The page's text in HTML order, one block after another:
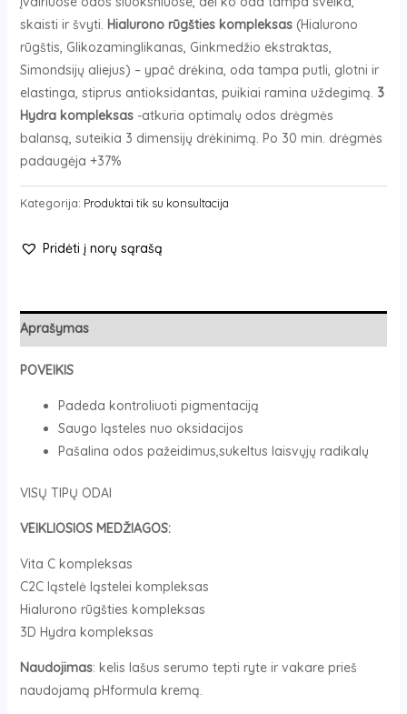
skaisti ir švyti. Hialurono rūgšties kompleksas(Hialurono
rūgštis, Glikozaminglikanas, Ginkmedžio ekstraktas,
Simondsijų aliejus) – ypač drėkina, oda tampa putli, glotni ir
elastinga, stiprus antioksidantas, puikiai ramina uždegimą. 3
Hydra kompleksas-atkuria optimalų odos drėgmės
balansą, suteikia 3 dimensijų drėkinimą. Po 30 min. drėgmės
padaugėja +37%
Kategorija: Produktai tik su konsultacija
Pridėti į norų sąrašą
Aprašymas
POVEIKIS
Padeda kontroliuoti pigmentaciją
Saugo ląsteles nuo oksidacijos
Pašalina odos pažeidimus,sukeltus laisvųjų radikalų
VISŲ TIPŲ ODAI
VEIKLIOSIOS MEDŽIAGOS:
Vita C kompleksas
C2C ląstelė ląstelei kompleksas
Hialurono rūgšties kompleksas
3D Hydra kompleksas
Naudojimas: kelis lašus serumo tepti ryte ir vakare prieš
naudojamą pHformula kremą.